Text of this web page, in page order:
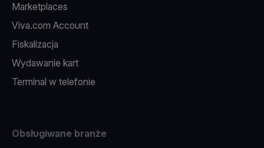
Marketplaces
Viva.com Account
Fiskalizacja
Wydawanie kart
Terminal w telefonie
Obsługiwane branże